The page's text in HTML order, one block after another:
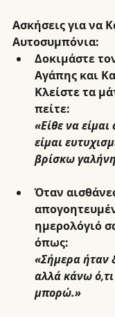
Ασκήσεις για να
Αυτοσυμπόνια:
Δοκιμάστε
Αγάπης και
Κλείστε τα
πείτε:
«Είθε να
είμαι
βρίσκω
Όταν
ημερολόγιό
όπως:
«Σήμερα ήταν
αλλά κάνω
μπορώ.»